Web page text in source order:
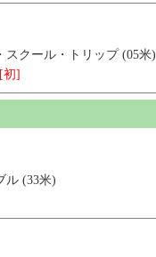
スクール・トリップ (05米)
[初]
ル (33米)